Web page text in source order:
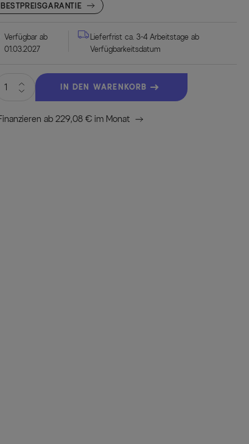
BESTPREISGARANTIE
Verfügbar ab
01.03.2027
Lieferfrist ca. 3-4 Arbeitstage ab
Verfügbarkeitsdatum
IN DEN WARENKORB
ab 229,08 € im Monat